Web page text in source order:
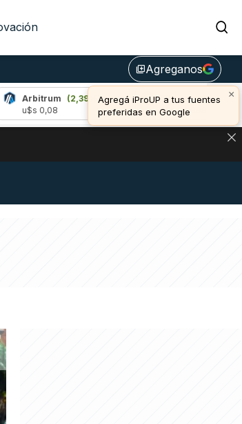
library_addAgreganos
×
Agregá iProUP a tus fuentes
preferidas en Google
(2,39%)
Bitcoin (0,41%)
u$s 64.999,00
BITCOIN, DÓLAR CRIPTO Y EXCHANGES